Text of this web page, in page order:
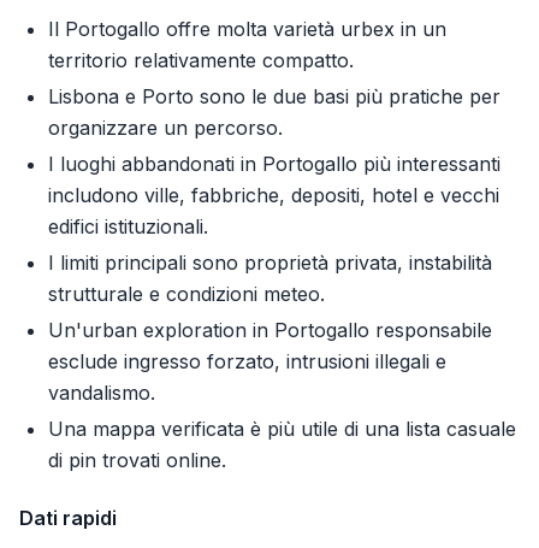
Il Portogallo offre molta varietà urbex in un
territorio relativamente compatto.
Lisbona e Porto sono le due basi più pratiche per
organizzare un percorso.
I luoghi abbandonati in Portogallo più interessanti
includono ville, fabbriche, depositi, hotel e vecchi
edifici istituzionali.
I limiti principali sono proprietà privata, instabilità
strutturale e condizioni meteo.
Un'urban exploration in Portogallo responsabile
esclude ingresso forzato, intrusioni illegali e
vandalismo.
Una mappa verificata è più utile di una lista casuale
di pin trovati online.
Dati rapidi